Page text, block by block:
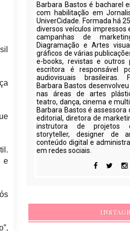
e
Barbara Bastos é bacharel
com habilitação em
UniverCidade. Formada há
diversos veículos impressos
campanhas de
Diagramação e Artes
gráficos de várias
e-books, revistas e outros
escritora é responsável
audiovisuais brasileiras.
Barbara Bastos
nas áreas de artes
teatro, dança, cinema e
Barbara Bastos é
editorial, diretora de
instrutora de projetos
storyteller, designer de
conteúdo digital e
em redes sociais.